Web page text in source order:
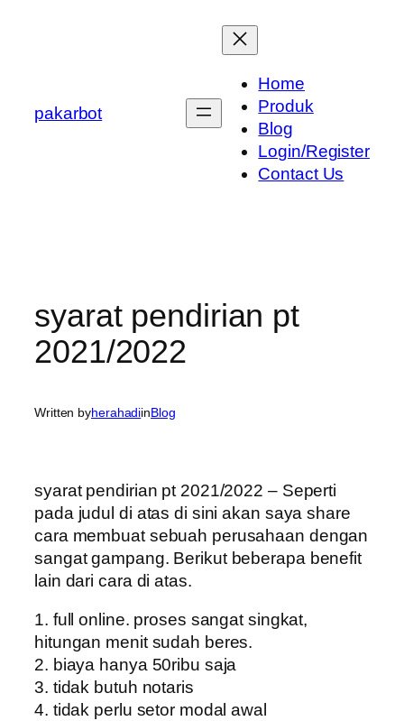
pakarbot
Home
Produk
Blog
Login/Register
Contact Us
syarat pendirian pt
2021/2022
Written byherahadiinBlog
syarat pendirian pt 2021/2022 – Seperti
pada judul di atas di sini akan saya share
cara membuat sebuah perusahaan dengan
sangat gampang. Berikut beberapa benefit
lain dari cara di atas.
1. full online. proses sangat singkat,
hitungan menit sudah beres.
2. biaya hanya 50ribu saja
3. tidak butuh notaris
4. tidak perlu setor modal awal